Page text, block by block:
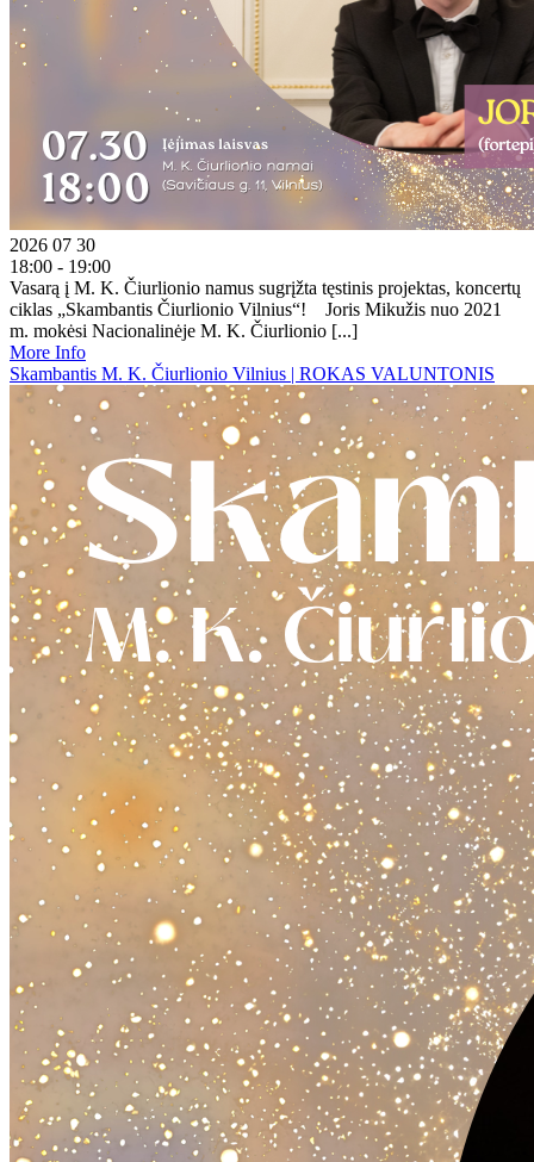
2026 07 30
18:00 - 19:00
Vasarą į M. K. Čiurlionio namus sugrįžta tęstinis projektas, koncertų
ciklas „Skambantis Čiurlionio Vilnius“! Joris Mikužis nuo 2021
m. mokėsi Nacionalinėje M. K. Čiurlionio [...]
More Info
Skambantis M. K. Čiurlionio Vilnius | ROKAS VALUNTONIS